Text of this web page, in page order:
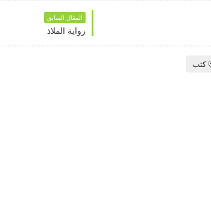
المقال السابق
رواية الملاذ
كتب